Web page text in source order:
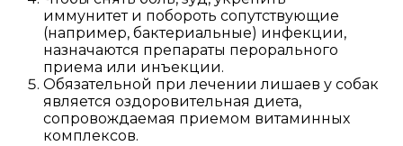
иммунитет и побороть сопутствующие
(например, бактериальные) инфекции,
назначаются препараты перорального
приема или инъекции.
Обязательной при лечении лишаев у собак
является оздоровительная диета,
сопровождаемая приемом витаминных
комплексов.